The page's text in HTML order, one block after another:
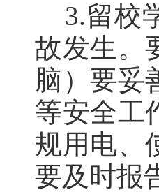
3.留校
故发生。
脑）要妥
等安全工
规用电、
要及时报